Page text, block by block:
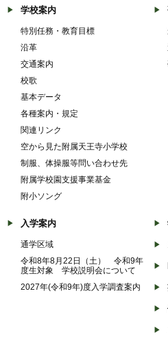
学校案内
特別任務・教育目標
沿革
交通案内
校歌
基本データ
各種案内・規定
関連リンク
空から見た附属天王寺小学校
制服、体操服等問い合わせ先
附属学校園支援事業基金
附小ソング
入学案内
通学区域
令和8年8月22日（土） 令和9年
度生対象 学校説明会について
2027年(令和9年)度入学調査案内